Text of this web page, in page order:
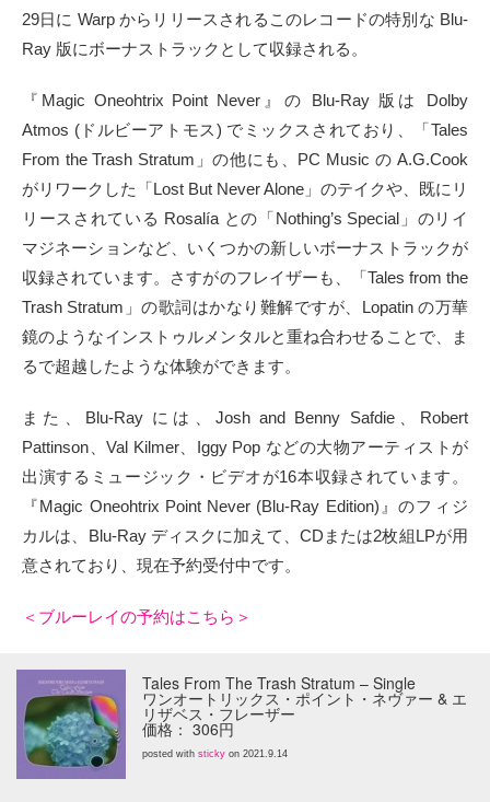
Tumblr
to indienative
29日に Warp からリリースされるこのレコードの特別な Blu-
Ray 版にボーナストラックとして収録される。
『Magic Oneohtrix Point Never』の Blu-Ray 版は Dolby
Atmos (ドルビーアトモス) でミックスされており、「Tales
From the Trash Stratum」の他にも、PC Music の A.G.Cook
がリワークした「Lost But Never Alone」のテイクや、既にリ
リースされている Rosalía との「Nothing’s Special」のリイ
マジネーションなど、いくつかの新しいボーナストラックが
収録されています。さすがのフレイザーも、「Tales from the
Trash Stratum」の歌詞はかなり難解ですが、Lopatin の万華
鏡のようなインストゥルメンタルと重ね合わせることで、ま
るで超越したような体験ができます。
また、Blu-Ray には、Josh and Benny Safdie、Robert
Pattinson、Val Kilmer、Iggy Pop などの大物アーティストが
出演するミュージック・ビデオが16本収録されています。
『Magic Oneohtrix Point Never (Blu-Ray Edition)』のフィジ
カルは、Blu-Ray ディスクに加えて、CDまたは2枚組LPが用
意されており、現在予約受付中です。
＜ブルーレイの予約はこちら＞
Tales From The Trash Stratum – Single
ワンオートリックス・ポイント・ネヴァー & エ
リザベス・フレーザー
価格： 306円
posted with sticky on 2021.9.14